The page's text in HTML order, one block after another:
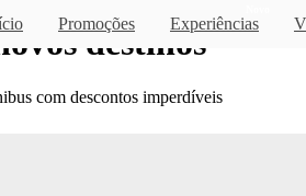
Promoções Experiências
destinos
com descontos imperdíveis